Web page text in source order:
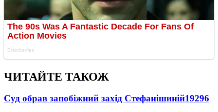
ЧИТАЙТЕ ТАКОЖ
Суд обрав запобіжний захід Стефанішиній19296